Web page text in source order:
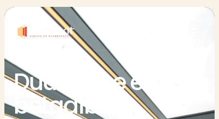
Duurzame en
betaalbare